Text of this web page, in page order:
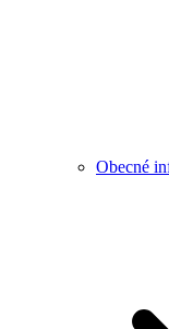
Obecné